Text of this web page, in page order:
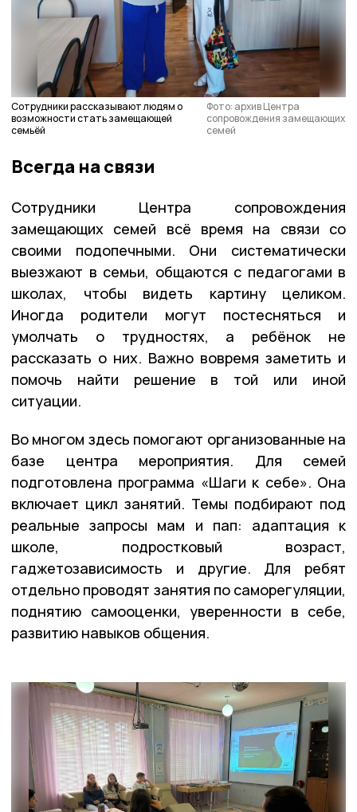
Сотрудники рассказывают людям о
возможности стать замещающей
семьёй
Фото: архив Центра
сопровождения замещающих
семей
Всегда на связи
Сотрудники Центра сопровождения
замещающих семей всё время на связи со
своими подопечными. Они систематически
выезжают в семьи, общаются с педагогами в
школах, чтобы видеть картину целиком.
Иногда родители могут постесняться и
умолчать о трудностях, а ребёнок не
рассказать о них. Важно вовремя заметить и
помочь найти решение в той или иной
ситуации.
Во многом здесь помогают организованные на
базе центра мероприятия. Для семей
подготовлена программа «Шаги к себе». Она
включает цикл занятий. Темы подбирают под
реальные запросы мам и пап: адаптация к
школе, подростковый возраст,
гаджетозависимость и другие. Для ребят
отдельно проводят занятия по саморегуляции,
поднятию самооценки, уверенности в себе,
развитию навыков общения.